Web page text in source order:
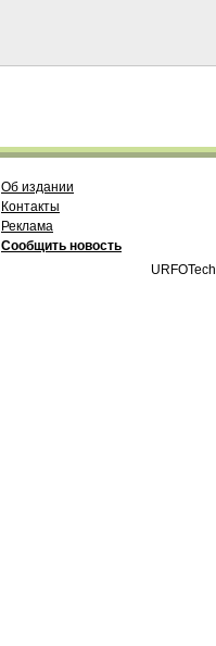
Об издании
Контакты
Реклама
Сообщить новость